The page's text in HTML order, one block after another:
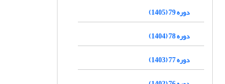
دوره 79 (1405)
دوره 78 (1404)
دوره 77 (1403)